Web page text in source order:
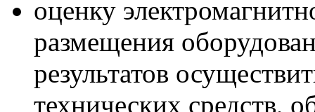
оценку
размещения
результатов
технических средств,